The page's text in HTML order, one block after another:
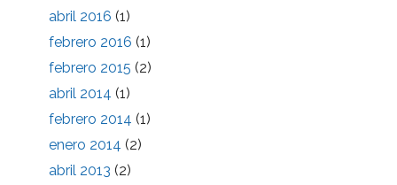
abril 2016 (1)
febrero 2016 (1)
febrero 2015 (2)
abril 2014 (1)
febrero 2014 (1)
enero 2014 (2)
abril 2013 (2)